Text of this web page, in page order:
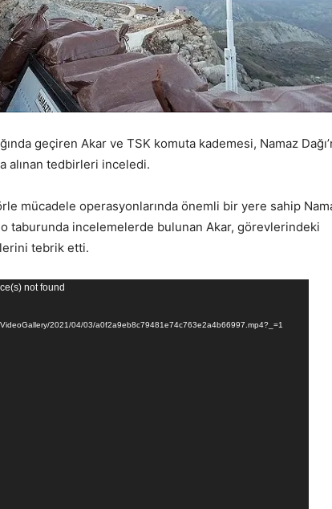
geçiren Akar ve TSK komuta kademesi, Namaz
alınan tedbirleri inceledi.
mücadele operasyonlarında önemli bir yere sahip
taburunda incelemelerde bulunan Akar, görevlerindeki
tebrik etti.
not found
2021/04/03/a0f2a9eb8c79481e74c763e2a4b66997.mp4?_=1